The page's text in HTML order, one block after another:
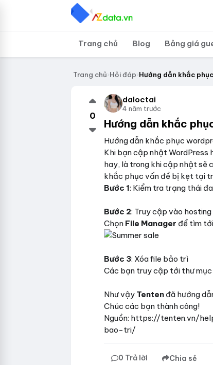
Trang chủ Blog Bảng giá
Trang chủ›Hỏi đáp›Hướng dẫn khắc
0
daloctai
4 năm trước
Hướng dẫn khắc
Hướng dẫn khắc phục
Khi bạn cập nhật WordPress
hay, là trong khi cập nhật sẽ
khắc phục vấn đề bị kẹt tại
Bước 1: Kiểm tra trạng thái
Bước 2: Truy cập vào hosting
Chọn File Manager để tìm
Bước 3: Xóa file bảo trì
Các bạn truy cập tới thư
Như vậy Tenten đã hướng
Chúc các bạn thành công!
Nguồn: https://tenten.vn/
bao-tri/
0 Trả lời Chia sẻ